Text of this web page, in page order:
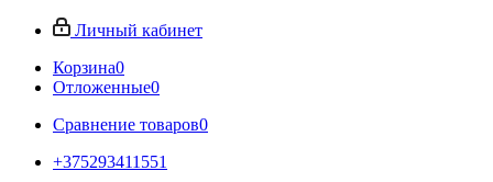
Личный кабинет
Корзина0
Отложенные0
Сравнение товаров0
+375293411551